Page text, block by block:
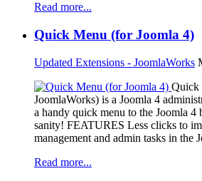
Read more...
Quick Menu (for Joomla 4)
Updated Extensions - JoomlaWorks
Quick
JoomlaWorks) is a Joomla 4
a handy quick menu to the Joomla 4
sanity! FEATURES Less clicks to
management and admin tasks in
Read more...